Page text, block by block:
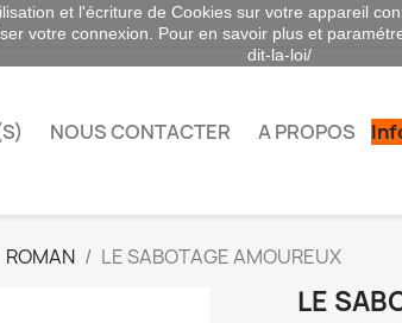
NOUS CONTACTER A PROPOS
ROMAN LE SABOTAGE AMOUREUX
LE
et l'écriture de Cookies sur votre appareil
votre connexion. Pour en savoir plus et
dit-la-loi/